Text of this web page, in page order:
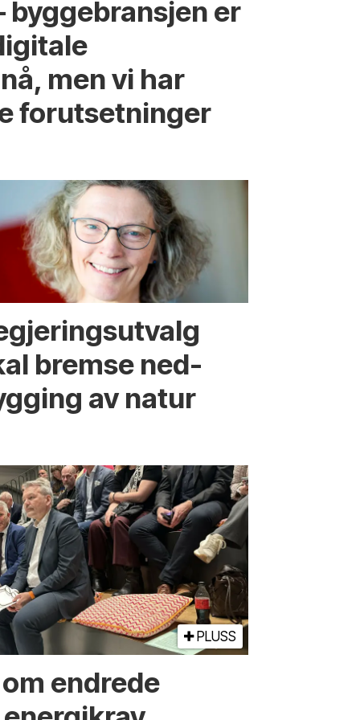
byggebransjen er
men vi har
forutsetninger
bremse ned­
av natur
PLUSS
endrede